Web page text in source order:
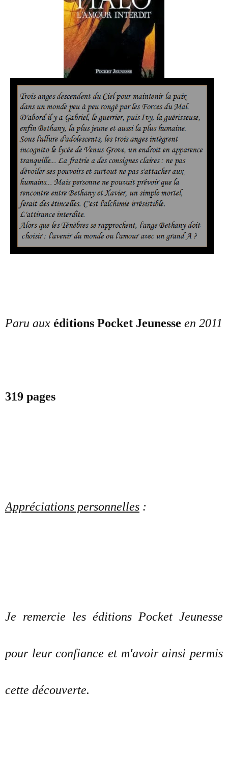
Paru aux éditions Pocket Jeunesse en 2011
319 pages
Appréciations personnelles :
Je remercie les éditions Pocket Jeunesse
pour leur confiance et m'avoir ainsi permis
cette découverte.